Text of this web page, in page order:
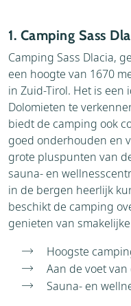
1. Camping Sass
Camping Sass Dlacia,
een hoogte van 1670
in Zuid-Tirol. Het is een
Dolomieten te
biedt de camping ook
goed onderhouden en
grote pluspunten van
sauna- en
in de bergen heerlijk
beschikt de camping
genieten van
Hoogste
Aan de voet
Sauna- en